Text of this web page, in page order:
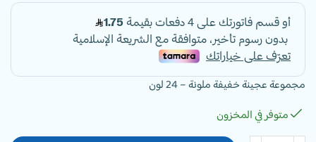
مجموعة عجينة خفيفة ملونة – 24 لون
متوفر في المخزون